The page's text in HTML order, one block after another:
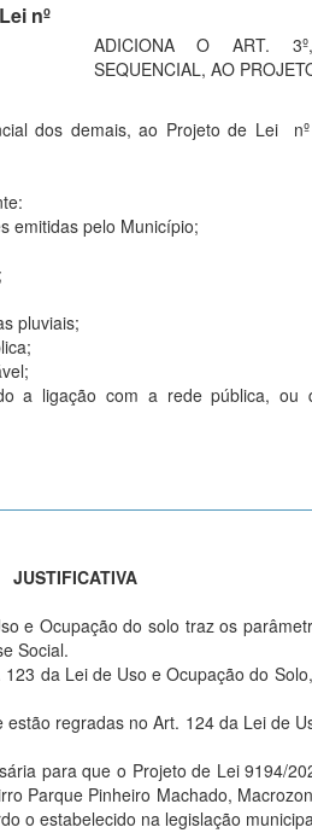
nº
ADICIONA O ART.
SEQUENCIAL, AO
dos demais, ao Projeto de Lei
emitidas pelo Município;
pluviais;
a ligação com a rede pública, ou
JUSTIFICATIVA
e Ocupação do solo traz os
Social.
da Lei de Uso e Ocupação do
regradas no Art. 124 da Lei de
para que o Projeto de Lei 9194/
Parque Pinheiro Machado,
o estabelecido na legislação